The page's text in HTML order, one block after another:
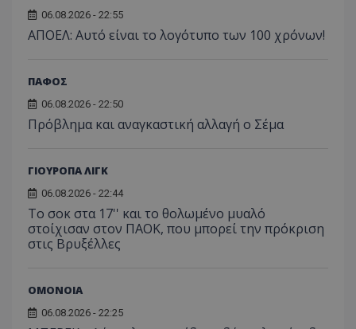
06.08.2026 - 22:55
ΑΠΟΕΛ: Αυτό είναι το λογότυπο των 100 χρόνων!
ΠΑΦΟΣ
06.08.2026 - 22:50
Πρόβλημα και αναγκαστική αλλαγή ο Σέμα
ΓΙΟΥΡΟΠΑ ΛΙΓΚ
06.08.2026 - 22:44
Το σοκ στα 17'' και το θολωμένο μυαλό
στοίχισαν στον ΠΑΟΚ, που μπορεί την πρόκριση
στις Βρυξέλλες
ΟΜΟΝΟΙΑ
06.08.2026 - 22:25